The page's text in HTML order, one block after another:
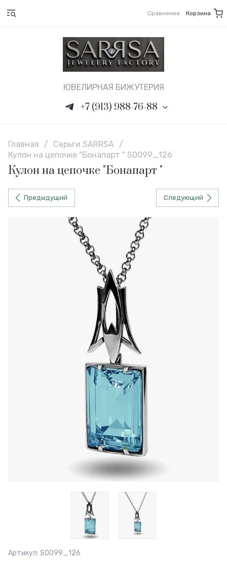
Сравнение Корзина
ЮВЕЛИРНАЯ БИЖУТЕРИЯ
+7 (913) 988-76-88
Главная / Серьги SARRSA /
Кулон на цепочке "Бонапарт " S0099_126
Кулон на цепочке "Бонапарт "
Предыдущий Следующий
Артикул: S0099_126